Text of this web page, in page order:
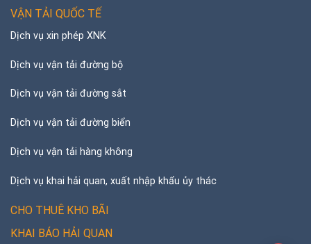
VẬN TẢI QUỐC TẾ
Dịch vụ xin phép XNK
Dịch vụ vận tải đường bộ
Dịch vụ vận tải đường sắt
Dịch vụ vận tải đường biển
Dịch vụ vận tải hàng không
Dịch vụ khai hải quan, xuất nhập khẩu ủy thác
CHO THUÊ KHO BÃI
KHAI BÁO HẢI QUAN